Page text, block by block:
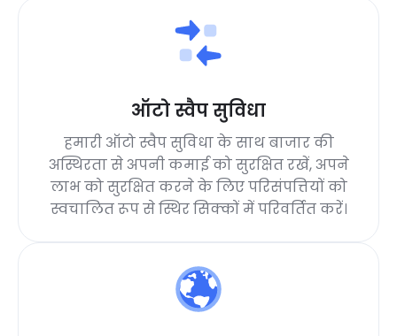
ऑटो स्वैप सुविधा
हमारी ऑटो स्वैप सुविधा के साथ बाजार की
अस्थिरता से अपनी कमाई को सुरक्षित रखें, अपने
लाभ को सुरक्षित करने के लिए परिसंपत्तियों को
स्वचालित रूप से स्थिर सिक्कों में परिवर्तित करें।